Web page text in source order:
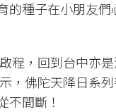
的種子在小朋友們
程，回到台中亦
，佛陀天降日系
不間斷！